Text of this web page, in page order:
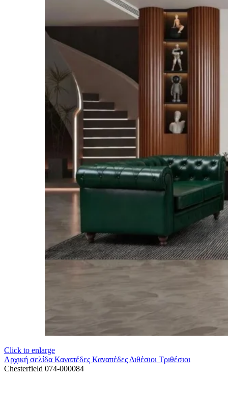
Click to enlarge
Αρχική σελίδα Καναπέδες Καναπέδες Διθέσιοι Τριθέσιοι
Chesterfield 074-000084